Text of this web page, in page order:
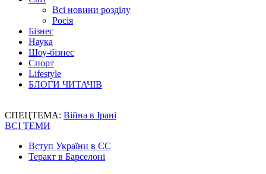
Всі новини розділу
Росія
Бізнес
Наука
Шоу-бізнес
Спорт
Lifestyle
БЛОГИ ЧИТАЧІВ
СПЕЦТЕМА: Війна в Ірані
ВСІ ТЕМИ
Вступ України в ЄС
Теракт в Барселоні